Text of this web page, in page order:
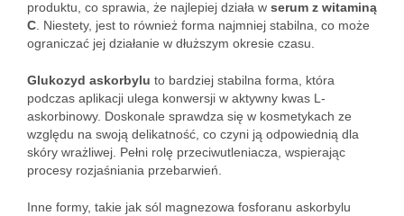
produktu, co sprawia, że najlepiej działa w serum z witaminą
C . Niestety, jest to również forma najmniej stabilna, co może
ograniczać jej działanie w dłuższym okresie czasu.
Glukozyd askorbylu to bardziej stabilna forma, która
podczas aplikacji ulega konwersji w aktywny kwas L-
askorbinowy. Doskonale sprawdza się w kosmetykach ze
względu na swoją delikatność, co czyni ją odpowiednią dla
skóry wrażliwej. Pełni rolę przeciwutleniacza, wspierając
procesy rozjaśniania przebarwień.
Inne formy, takie jak sól magnezowa fosforanu askorbylu